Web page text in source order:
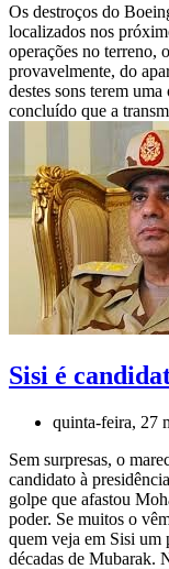
Os destroços do
localizados nos
operações no terreno,
provavelmente, do
destes sons terem
concluído que a
Sisi é
quinta-feira, 27
Sem surpresas, o
candidato à
golpe que afastou
poder. Se muitos o
quem veja em Sisi um
décadas de Mubarak.